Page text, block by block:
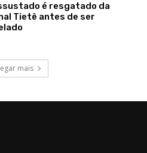
é resgatado da
Tietê antes de ser
mais